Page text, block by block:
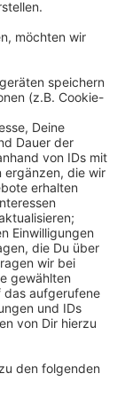
unterwegs.
nicht die
25 Jahre
glaubte
Verdacht:
warnt vor
falschen
zu